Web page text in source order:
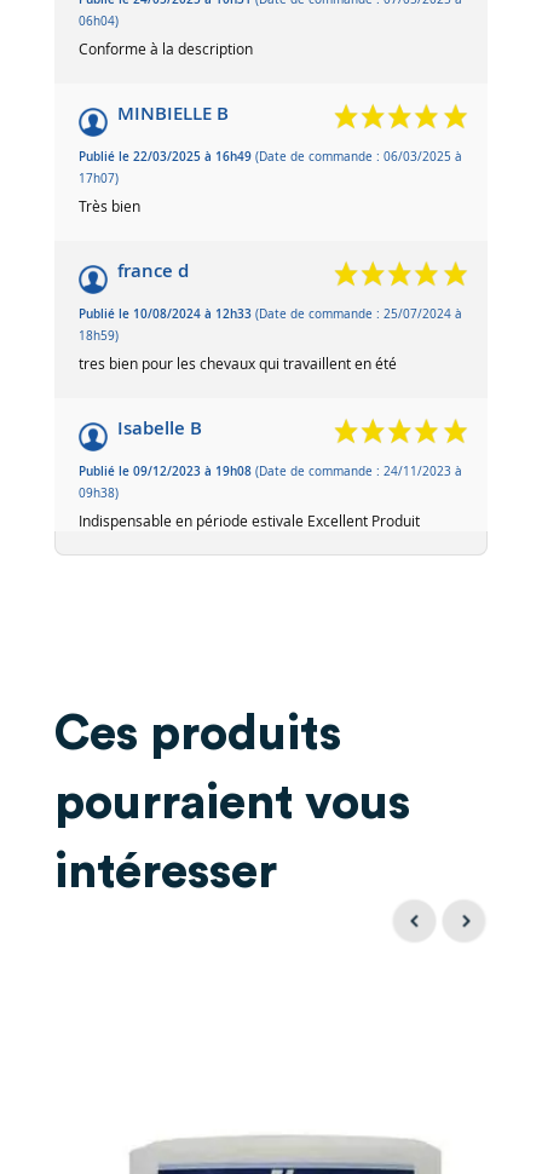
06h04)
Conforme à la description
MINBIELLE B
Publié le 22/03/2025 à 16h49(Date de commande : 06/03/2025 à
17h07)
Très bien
france d
Publié le 10/08/2024 à 12h33(Date de commande : 25/07/2024 à
18h59)
tres bien pour les chevaux qui travaillent en été
Isabelle B
Publié le 09/12/2023 à 19h08(Date de commande : 24/11/2023 à
09h38)
Indispensable en période estivale Excellent Produit
Ces produits
pourraient vous
intéresser